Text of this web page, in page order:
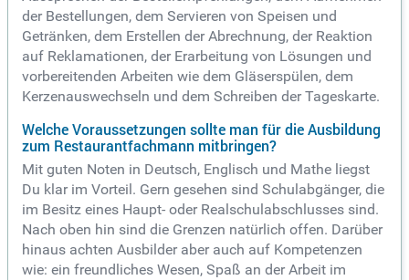
der Bestellungen, dem Servieren von Speisen und
Getränken, dem Erstellen der Abrechnung, der Reaktion
auf Reklamationen, der Erarbeitung von Lösungen und
vorbereitenden Arbeiten wie dem Gläserspülen, dem
Kerzenauswechseln und dem Schreiben der Tageskarte.
Welche Voraussetzungen sollte man für die Ausbildung
zum Restaurantfachmann mitbringen?
Mit guten Noten in Deutsch, Englisch und Mathe liegst
Du klar im Vorteil. Gern gesehen sind Schulabgänger, die
im Besitz eines Haupt- oder Realschulabschlusses sind.
Nach oben hin sind die Grenzen natürlich offen. Darüber
hinaus achten Ausbilder aber auch auf Kompetenzen
wie: ein freundliches Wesen, Spaß an der Arbeit im